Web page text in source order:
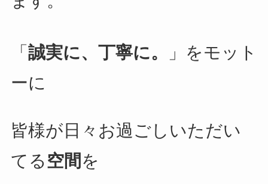
「 誠実に、丁寧に。
」をモット
ーに
皆様が日々お過ごしいただい
てる空間 を